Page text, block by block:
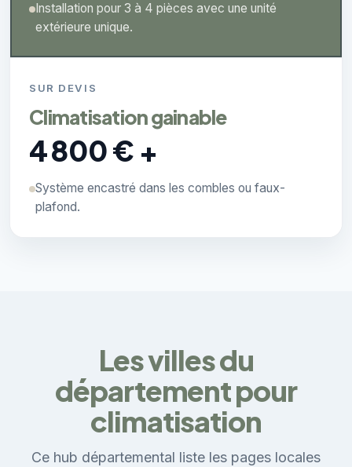
Installation pour 3 à 4 pièces avec une unité
extérieure unique.
SUR DEVIS
Climatisation gainable
4 800 € +
Système encastré dans les combles ou faux-
plafond.
Les villes du
département pour
climatisation
Ce hub départemental liste les pages locales